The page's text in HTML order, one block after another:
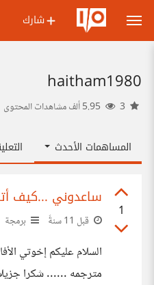
شارك
haitham1980
المساهمات الأحدث
1
ساعدوني ...كيف
قبل 11 سنةً برمجة
السلام عليكم إخوتي
مترجمه ...... شكرا